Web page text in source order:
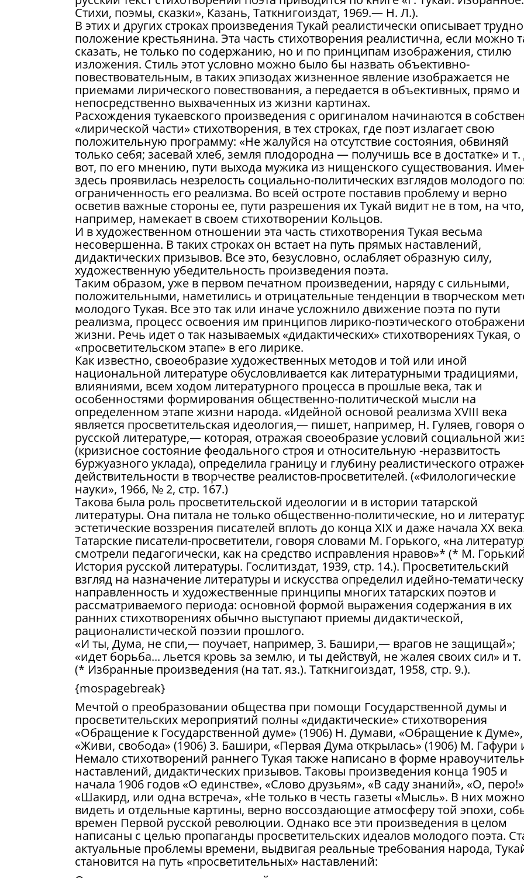
Стихи, поэмы, сказки», Казань, Таткнигоиздат, 1969.— Н. Л.).
В этих и других строках произведения Тукай реалистически описывает
положение крестьянина. Эта часть стихотворения реалистична, если можно
сказать, не только по содержанию, но и по принципам изображения, стилю
изложения. Стиль этот условно можно было бы назвать объективно-
повествовательным, в таких эпизодах жизненное явление изображается не
приемами лирического повествования, а передается в объективных, прямо и
непосредственно выхваченных из жизни картинах.
Расхождения тукаевского произведения с оригиналом начинаются в
«лирической части» стихотворения, в тех строках, где поэт излагает свою
положительную программу: «Не жалуйся на отсутствие состояния, обвиняй
только себя; засевай хлеб, земля плодородна — получишь все в достатке» и
вот, по его мнению, пути выхода мужика из нищенского существования.
здесь проявилась незрелость социально-политических взглядов молодого
ограниченность его реализма. Во всей остроте поставив проблему и верно
осветив важные стороны ее, пути разрешения их Тукай видит не в том, на что,
например, намекает в своем стихотворении Кольцов.
И в художественном отношении эта часть стихотворения Тукая весьма
несовершенна. В таких строках он встает на путь прямых наставлений,
дидактических призывов. Все это, безусловно, ослабляет образную силу,
художественную убедительность произведения поэта.
Таким образом, уже в первом печатном произведении, наряду с сильными,
положительными, наметились и отрицательные тенденции в творческом
молодого Тукая. Все это так или иначе усложнило движение поэта по пути
реализма, процесс освоения им принципов лирико-поэтического
жизни. Речь идет о так называемых «дидактических» стихотворениях Тукая, о
«просветительском этапе» в его лирике.
Как известно, своеобразие художественных методов и той или иной
национальной литературе обусловливается как литературными традициями,
влияниями, всем ходом литературного процесса в прошлые века, так и
особенностями формирования общественно-политической мысли на
определенном этапе жизни народа. «Идейной основой реализма XVIII века
является просветительская идеология,— пишет, например, Н. Гуляев, говоря о
русской литературе,— которая, отражая своеобразие условий социальной
(кризисное состояние феодального строя и относительную -неразвитость
буржуазного уклада), определила границу и глубину реалистического
действительности в творчестве реалистов-просветителей. («Филологические
науки», 1966, № 2, стр. 167.)
Такова была роль просветительской идеологии и в истории татарской
литературы. Она питала не только общественно-политические, но и
эстетические воззрения писателей вплоть до конца XIX и даже начала XX
Татарские писатели-просветители, говоря словами М. Горького, «на
смотрели педагогически, как на средство исправления нравов»* (* М.
История русской литературы. Гослитиздат, 1939, стр. 14.). Просветительский
взгляд на назначение литературы и искусства определил идейно-
направленность и художественные принципы многих татарских поэтов и
рассматриваемого периода: основной формой выражения содержания в их
ранних стихотворениях обычно выступают приемы дидактической,
рационалистической поэзии прошлого.
«И ты, Дума, не спи,— поучает, например, 3. Башири,— врагов не защищай»;
«идет борьба... льется кровь за землю, и ты действуй, не жалея своих сил» и
(* Избранные произведения (на тат. яз.). Таткнигоиздат, 1958, стр. 9.).
{mospagebreak}
Мечтой о преобразовании общества при помощи Государственной думы и
просветительских мероприятий полны «дидактические» стихотворения
«Обращение к Государственной думе» (1906) Н. Думави, «Обращение к Думе»,
«Живи, свобода» (1906) 3. Башири, «Первая Дума открылась» (1906) М. Гафури
Немало стихотворений раннего Тукая также написано в форме
наставлений, дидактических призывов. Таковы произведения конца 1905 и
начала 1906 годов «О единстве», «Слово друзьям», «В саду знаний», «О,
«Шакирд, или одна встреча», «Не только в честь газеты «Мысль». В них можно
видеть и отдельные картины, верно воссоздающие атмосферу той эпохи,
времен Первой русской революции. Однако все эти произведения в целом
написаны с целью пропаганды просветительских идеалов молодого поэта.
актуальные проблемы времени, выдвигая реальные требования народа,
становится на путь «просветительных» наставлений: